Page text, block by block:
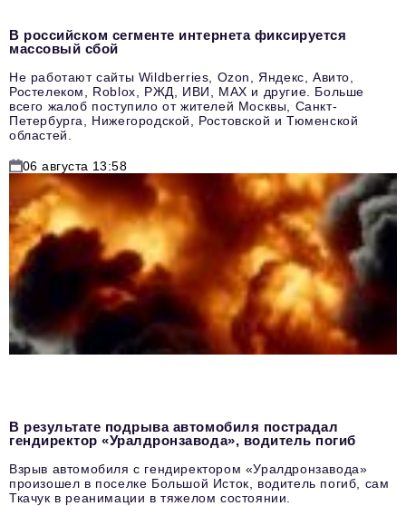
В российском сегменте интернета фиксируется
массовый сбой
Не работают сайты Wildberries, Ozon, Яндекс, Авито,
Ростелеком, Roblox, РЖД, ИВИ, MAX и другие. Больше
всего жалоб поступило от жителей Москвы, Санкт-
Петербурга, Нижегородской, Ростовской и Тюменской
областей.
06 августа 13:58
В результате подрыва автомобиля пострадал
гендиректор «Уралдронзавода», водитель погиб
Взрыв автомобиля с гендиректором «Уралдронзавода»
произошел в поселке Большой Исток, водитель погиб, сам
Ткачук в реанимации в тяжелом состоянии.